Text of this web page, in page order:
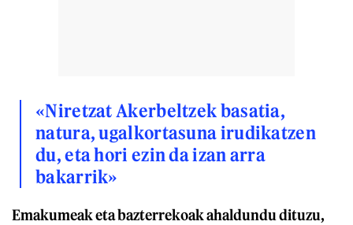
«Niretzat Akerbeltzek basatia,
natura, ugalkortasuna irudikatzen
du, eta hori ezin da izan arra
bakarrik»
Emakumeak eta bazterrekoak ahaldundu dituzu,